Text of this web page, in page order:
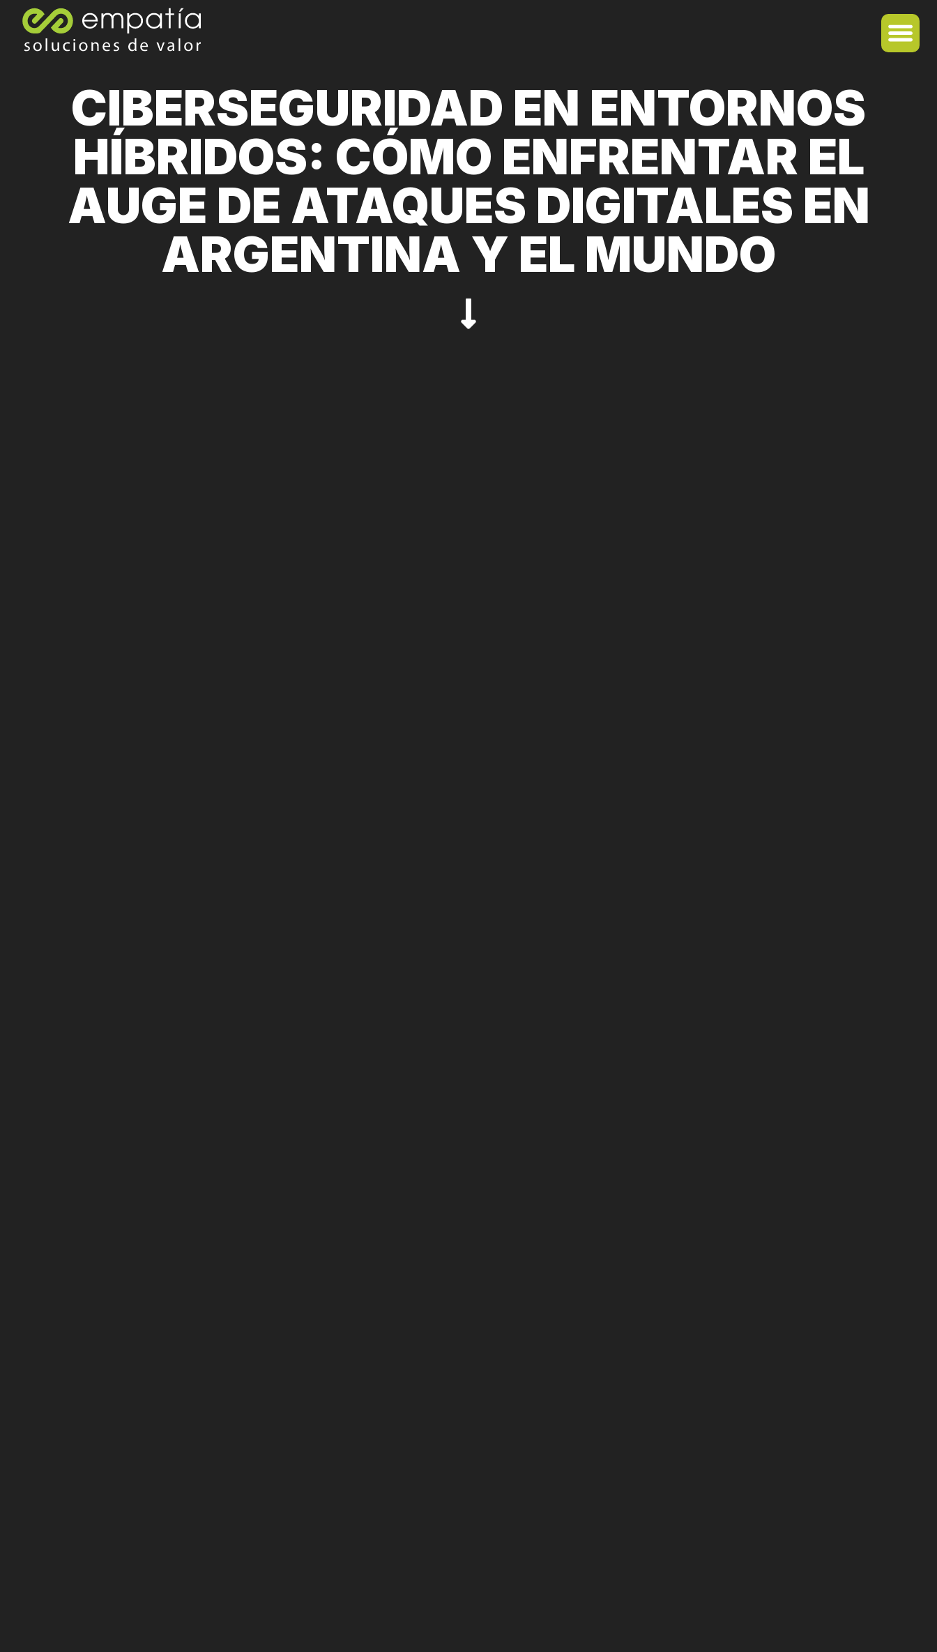
CIBERSEGURIDAD EN ENTORNOS
HÍBRIDOS: CÓMO ENFRENTAR EL
AUGE DE ATAQUES DIGITALES EN
ARGENTINA Y EL MUNDO